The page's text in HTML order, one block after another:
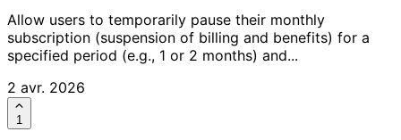
Allow users to temporarily pause their monthly
subscription (suspension of billing and benefits) for a
specified period (e.g., 1 or 2 months) and...
2 avr. 2026
1